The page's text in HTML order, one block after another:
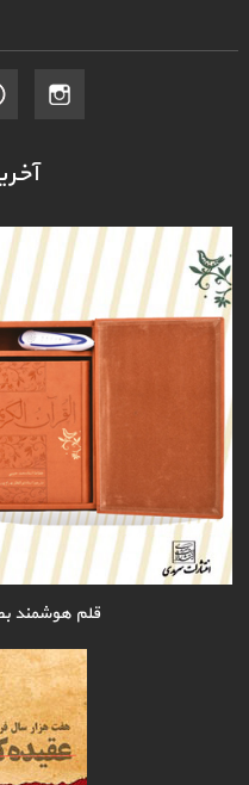
قلم هوشمند